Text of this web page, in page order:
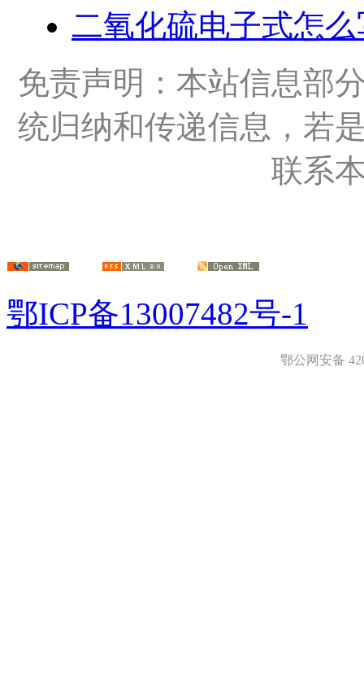
二氧化硫电子式怎
免责声明：本站信息部
统归纳和传递信息，若
联系
鄂ICP备13007482号-1
鄂公网安备